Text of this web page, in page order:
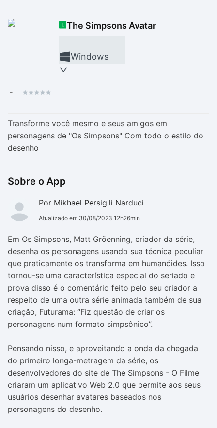
The Simpsons Avatar
Windows
-
Transforme você mesmo e seus amigos em
personagens de "Os Simpsons" Com todo o estilo do
desenho
Sobre o App
Por Mikhael Persigili Narduci
Atualizado em 30/08/2023 12h26min
Em Os Simpsons, Matt Gröenning, criador da série,
desenha os personagens usando sua técnica peculiar
que praticamente os transforma em humanóides. Isso
tornou-se uma característica especial do seriado e
prova disso é o comentário feito pelo seu criador a
respeito de uma outra série animada também de sua
criação, Futurama: “Fiz questão de criar os
personagens num formato simpsônico”.
Pensando nisso, e aproveitando a onda da chegada
do primeiro longa-metragem da série, os
desenvolvedores do site de The Simpsons - O Filme
criaram um aplicativo Web 2.0 que permite aos seus
usuários desenhar avatares baseados nos
personagens do desenho.